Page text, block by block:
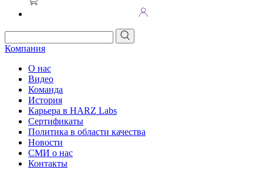
Компания
О нас
Видео
Команда
История
Карьера в HARZ Labs
Сертификаты
Политика в области качества
Новости
СМИ о нас
Контакты